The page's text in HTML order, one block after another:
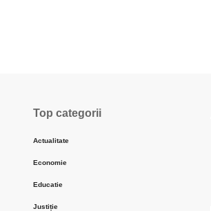
Top categorii
Actualitate
Economie
Educatie
Justiție